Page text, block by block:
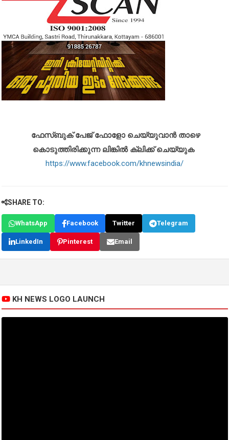
ഫേസ്ബുക് പേജ് ഫോളോ ചെയ്യുവാൻ താഴെ
കൊടുത്തിരിക്കുന്ന ലിങ്കിൽ ക്ലിക്ക് ചെയ്യുക
https://www.facebook.com/khnewsindia/
SHARE TO:
WhatsApp Facebook Twitter Telegram
LinkedIn Pinterest Email
KH NEWS LOGO LAUNCH